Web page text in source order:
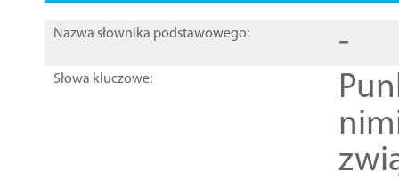
Nazwa słownika podstawowego: -
Słowa kluczowe: